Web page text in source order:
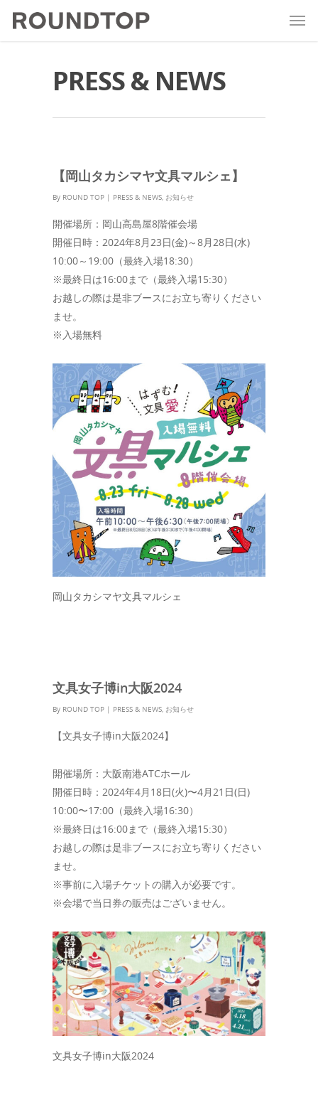
PRESS & NEWS
【岡山タカシマヤ文具マルシェ】
By ROUND TOP | PRESS & NEWS, お知らせ
開催場所：岡山高島屋8階催会場
開催日時：2024年8月23日(金)～8月28日(水)
10:00～19:00（最終入場18:30）
※最終日は16:00まで（最終入場15:30）
お越しの際は是非ブースにお立ち寄りください
ませ。
※入場無料
岡山タカシマヤ文具マルシェ
文具女子博in大阪2024
By ROUND TOP | PRESS & NEWS, お知らせ
【文具女子博in大阪2024】
開催場所：大阪南港ATCホール
開催日時：2024年4月18日(火)〜4月21日(日)
10:00〜17:00（最終入場16:30）
※最終日は16:00まで（最終入場15:30）
お越しの際は是非ブースにお立ち寄りください
ませ。
※事前に入場チケットの購入が必要です。
※会場で当日券の販売はございません。
文具女子博in大阪2024